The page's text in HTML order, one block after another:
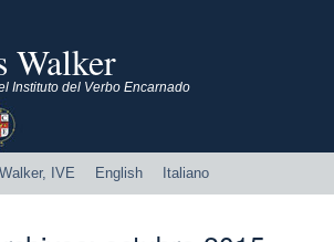
Walker
Instituto del Verbo Encarnado
IVE English Italiano